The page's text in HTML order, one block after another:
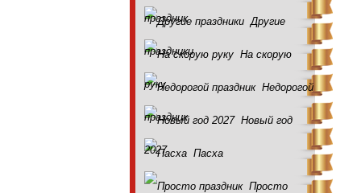
праздник Другие
праздники На скорую
руку Недорогой
праздник Новый год
2027 Пасха
Просто